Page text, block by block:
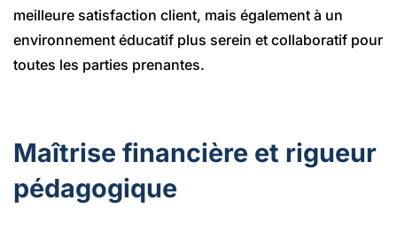
meilleure satisfaction client, mais également à un
environnement éducatif plus serein et collaboratif pour
toutes les parties prenantes.
Maîtrise financière et rigueur
pédagogique